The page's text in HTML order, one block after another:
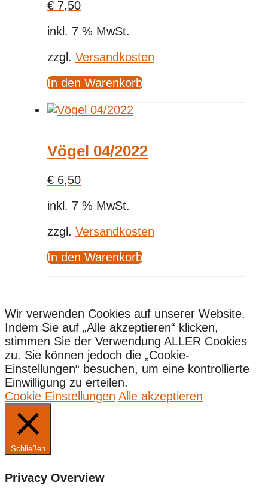
€ 7,50
inkl. 7 % MwSt.
zzgl. Versandkosten
In den Warenkorb
Vögel 04/2022
€ 6,50
inkl. 7 % MwSt.
zzgl. Versandkosten
In den Warenkorb
Wir verwenden Cookies auf unserer Website.
Indem Sie auf „Alle akzeptieren“ klicken,
stimmen Sie der Verwendung ALLER Cookies
zu. Sie können jedoch die „Cookie-
Einstellungen“ besuchen, um eine kontrollierte
Einwilligung zu erteilen.
Cookie Einstellungen Alle akzeptieren
Schließen
Privacy Overview